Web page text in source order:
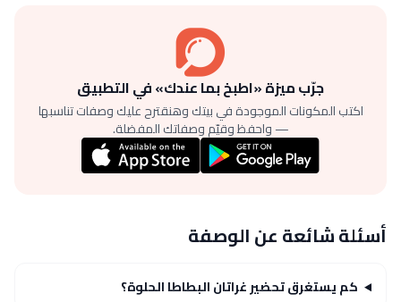
جرّب ميزة «اطبخ بما عندك» في التطبيق
اكتب المكونات الموجودة في بيتك وهنقترح عليك وصفات تناسبها
— واحفظ وقيّم وصفاتك المفضلة.
أسئلة شائعة عن الوصفة
كم يستغرق تحضير غراتان البطاطا الحلوة؟